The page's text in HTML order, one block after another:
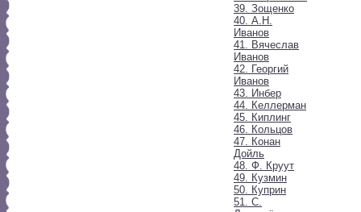
39. Зощенко
40. А.Н.
Иванов
41. Вячеслав
Иванов
42. Георгий
Иванов
43. Инбер
44. Келлерман
45. Киплинг
46. Кольцов
47. Конан
Дойль
48. Ф. Круут
49. Кузмин
50. Куприн
51. С.